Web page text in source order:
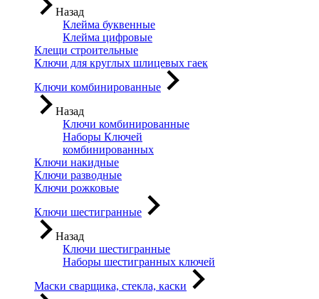
Назад
Клейма буквенные
Клейма цифровые
Клещи строительные
Ключи для круглых шлицевых гаек
Ключи комбинированные
Назад
Ключи комбинированные
Наборы Ключей
комбинированных
Ключи накидные
Ключи разводные
Ключи рожковые
Ключи шестигранные
Назад
Ключи шестигранные
Наборы шестигранных ключей
Маски сварщика, стекла, каски